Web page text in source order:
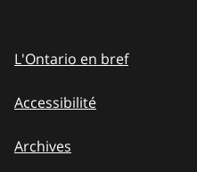
L'Ontario en bref
Accessibilité
Archives